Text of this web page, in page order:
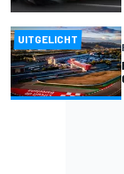
UITGELICHT